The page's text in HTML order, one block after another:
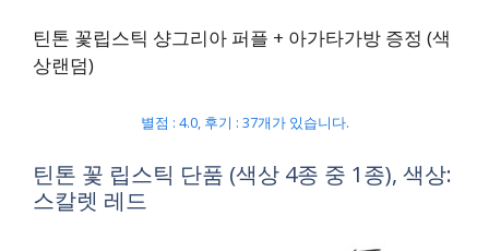
틴톤 꽃립스틱 샹그리아 퍼플 + 아가타가방 증정 (색
상랜덤)
별점 : 4.0, 후기 : 37개가 있습니다.
틴톤 꽃 립스틱 단품 (색상 4종 중 1종), 색상:
스칼렛 레드